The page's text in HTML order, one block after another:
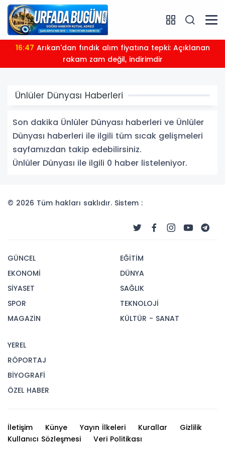
16:47
rakam zam değil, indirimdir
Ünlüler Dünyası Haberleri
Son dakika Ünlüler Dünyası haberleri ve Ünlüler
Dünyası haberleri ile ilgili tüm sıcak gelişmeleri
sayfamızdan takip edebilirsiniz.
Ünlüler Dünyası ile ilgili 0 haber listeleniyor.
© 2026 Tüm hakları saklıdır. Sistem :
GÜNCEL
EKONOMİ
SİYASET
SPOR
MAGAZİN
EĞİTİM
DÜNYA
SAĞLIK
TEKNOLOJİ
KÜLTÜR - SANAT
YEREL
RÖPORTAJ
BİYOGRAFİ
ÖZEL HABER
İletişim Künye Yayın İlkeleri Kurallar
Gizlilik
Kullanıcı Sözleşmesi
Veri Politikası